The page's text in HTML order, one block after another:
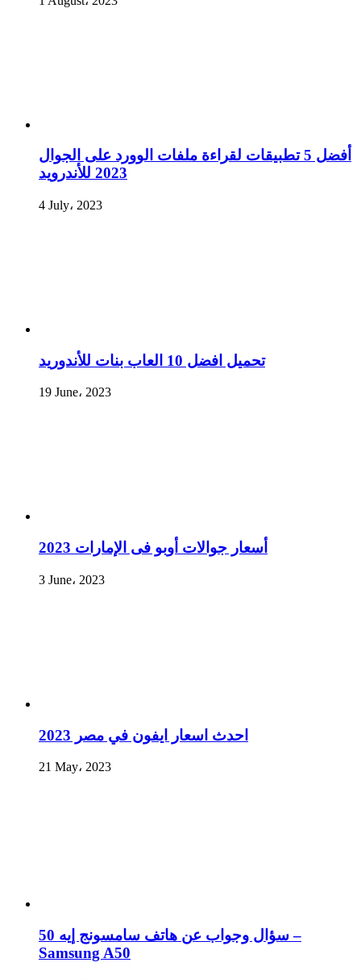
أفضل 5 تطبيقات لقراءة ملفات الوورد على الجوال
2023 للأندرويد
4 July، 2023
تحميل افضل 10 العاب بنات للأندوريد
19 June، 2023
أسعار جوالات أوبو فى الإمارات 2023
3 June، 2023
احدث اسعار ايفون في مصر 2023
21 May، 2023
سؤال وجواب عن هاتف سامسونج إيه 50 –
Samsung A50